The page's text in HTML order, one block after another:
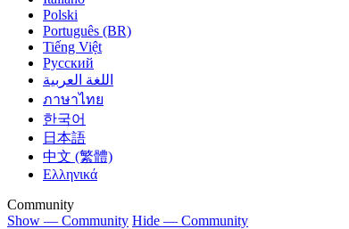
Polski
Português (BR)
Tiếng Việt
Русский
اللغة العربية
ภาษาไทย
한국어
日本語
中文 (繁體)
Ελληνικά
Community
Show — Community Hide — Community